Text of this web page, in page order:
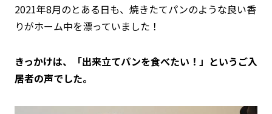
2021年8月のとある日も、焼きたてパンのような良い香
りがホーム中を漂っていました！
きっかけは、「出来立てパンを食べたい！」というご入
居者の声でした。